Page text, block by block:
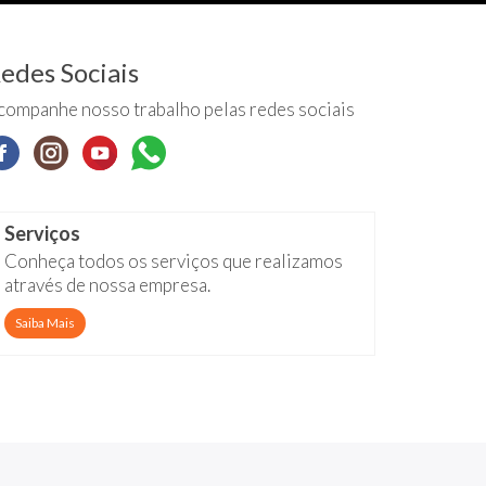
Sociais
nosso trabalho pelas redes sociais
Serviços
Conheça todos os serviços que realizamos
através de nossa empresa.
Saiba Mais